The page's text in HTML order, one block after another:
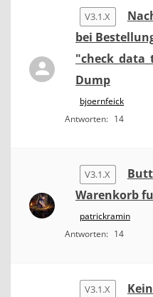
V3.1.X
bei Bestellung
Dump
bjoernfeick
Antworten: 14
V3.1.X
Warenkorb
patrickramin
Antworten: 14
V3.1.X